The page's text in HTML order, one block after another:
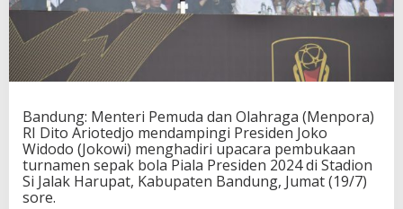
T
u
r
n
a
n
S
e
p
a
Bandung: Menteri Pemuda dan Olahraga (Menpora)
RI Dito Ariotedjo mendampingi Presiden Joko
Widodo (Jokowi) menghadiri upacara pembukaan
turnamen sepak bola Piala Presiden 2024 di Stadion
Si Jalak Harupat, Kabupaten Bandung, Jumat (19/7)
sore.